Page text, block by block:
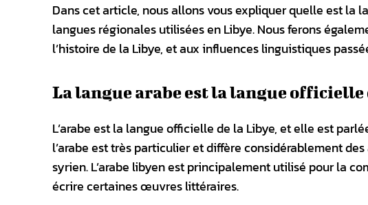
Dans cet article, nous allons vous expliquer quelle est la
langues régionales utilisées en Libye. Nous ferons
l’histoire de la Libye, et aux influences linguistiques
La langue arabe est la langue officielle
L’arabe est la langue officielle de la Libye, et elle est
l’arabe est très particulier et diffère considérablement
syrien. L’arabe libyen est principalement utilisé pour la
écrire certaines œuvres littéraires.